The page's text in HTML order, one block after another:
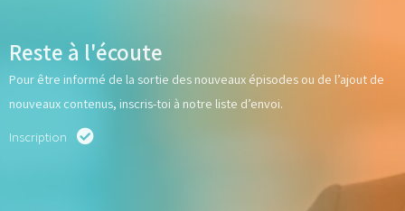
Reste à l'écoute
Pour être informé de la sortie des nouveaux épisodes ou de l’ajout de
nouveaux contenus, inscris-toi à notre liste d’envoi.
Inscription